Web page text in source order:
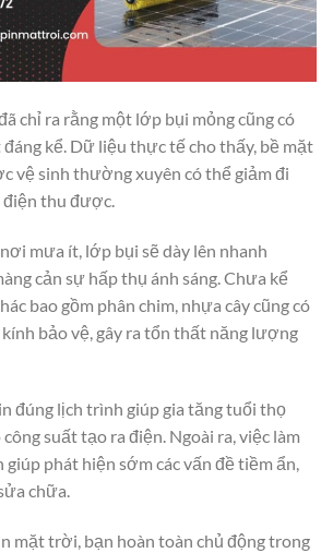
chỉ ra rằng một lớp bụi mỏng cũng có
kể. Dữ liệu thực tế cho thấy, bề mặt
vệ sinh thường xuyên có thể giảm đi
thu được.
mưa ít, lớp bụi sẽ dày lên nhanh
cản sự hấp thụ ánh sáng. Chưa kể
bao gồm phân chim, nhựa cây cũng có
bảo vệ, gây ra tổn thất năng lượng
đúng lịch trình giúp gia tăng tuổi thọ
suất tạo ra điện. Ngoài ra, việc làm
giúp phát hiện sớm các vấn đề tiềm ẩn,
chữa.
mặt trời, bạn hoàn toàn chủ động trong